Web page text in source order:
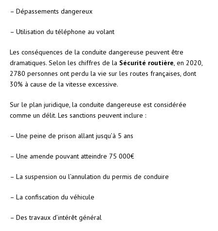
– Dépassements dangereux
– Utilisation du téléphone au volant
Les conséquences de la conduite dangereuse peuvent être
dramatiques. Selon les chiffres de la Sécurité routière, en 2020,
2780 personnes ont perdu la vie sur les routes françaises, dont
30% à cause de la vitesse excessive.
Sur le plan juridique, la conduite dangereuse est considérée
comme un délit. Les sanctions peuvent inclure :
– Une peine de prison allant jusqu’à 5 ans
– Une amende pouvant atteindre 75 000€
– La suspension ou l’annulation du permis de conduire
– La confiscation du véhicule
– Des travaux d’intérêt général